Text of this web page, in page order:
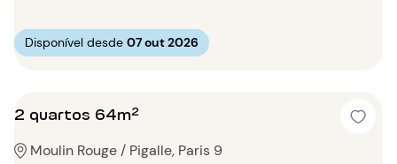
Disponível desde 07 out 2026
2 quartos 64m²
Moulin Rouge / Pigalle, Paris 9